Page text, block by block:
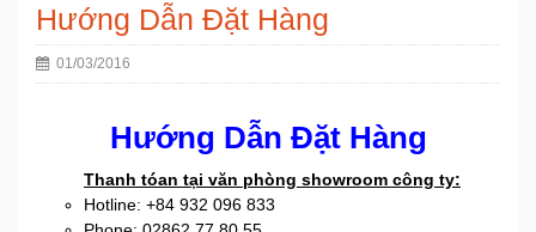
Hướng Dẫn Đặt Hàng
01/03/2016
Hướng Dẫn Đặt Hàng
Thanh tóan tại văn phòng showroom công ty:
Hotline: +84 932 096 833